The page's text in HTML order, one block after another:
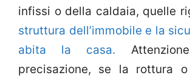
infissi o della caldaia, quelle
struttura dell’immobile e la
abita la casa.
precisazione, se la rottura o